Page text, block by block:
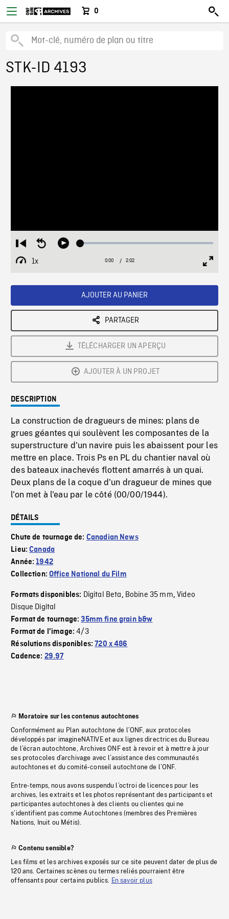
0
STK-ID 4193
Restart
from
beginning
Seek
Play Loaded:
1x
Playback
Current
0:00 / Duration
2:02
AJOUTER AU PANIER
PARTAGER
TÉLÉCHARGER UN APERÇU
AJOUTER À UN PROJET
DESCRIPTION
La construction de dragueurs de mines: plans de
grues géantes qui soulèvent les composantes de la
superstructure d'un navire puis les abaissent pour les
mettre en place. Trois Ps en PL du chantier naval où
des bateaux inachevés flottent amarrés à un quai.
Deux plans de la coque d'un dragueur de mines que
l'on met à l'eau par le côté (00/00/1944).
DÉTAILS
Chute de tournage de: Canadian News
Lieu:Canada
Année:1942
Collection:Office National du Film
Formats disponibles: Digital Beta, Bobine 35 mm,Video
Disque Digital
Format de tournage:35mm fine grain b&w
Format de l'image:4/3
Résolutions disponibles:720 x 486
Cadence: 29.97
Moratoire sur les contenus autochtones
Conformément au Plan autochtone de l’ONF, aux protocoles
développés par imagineNATIVE et aux lignes directrices du Bureau
de l’écran autochtone, Archives ONF est à revoir et à mettre à jour
ses protocoles d’archivage avec l’assistance des communautés
autochtones et du comité-conseil autochtone de l’ONF.
Entre-temps, nous avons suspendu l’octroi de licences pour les
archives, les extraits et les photos représentant des participants et
participantes autochtones à des clients ou clientes qui ne
s’identifient pas comme Autochtones (membres des Premières
Nations, Inuit ou Métis).
Contenu sensible?
Les films et les archives exposés sur ce site peuvent dater de plus de
120 ans. Certaines scènes ou termes reliés pourraient être
offensants pour certains publics. En savoir plus